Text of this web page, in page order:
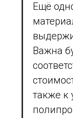
Ещё
Важна
также к